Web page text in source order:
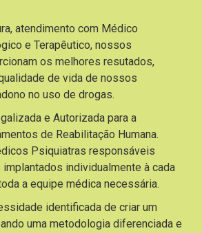
atendimento com Médico
e Terapêutico, nossos
os melhores resutados,
de vida de nossos
no uso de drogas.
e Autorizada para a
de Reabilitação Humana.
Psiquiatras responsáveis
individualmente à cada
a equipe médica necessária.
identificada de criar um
uma metodologia diferenciada e